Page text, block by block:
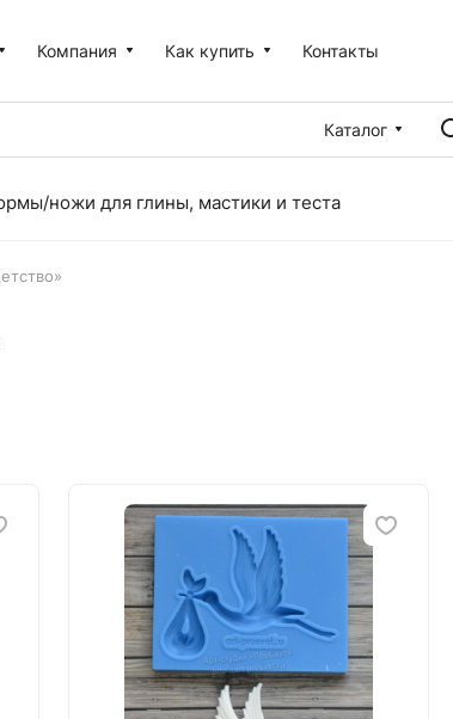
Компания Как купить Контакты
Каталог
ножи для глины, мастики и теста